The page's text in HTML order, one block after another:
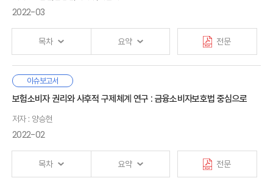
대형사의 경우 전통사업을 보완하여 그룹의 시너지 극대화가 가능한 신규
3. 기타 생명보험회사
Ⅴ. 일본 보험회사 성과 평가
1. 손해보험그룹
2. 생명보험그룹
Ⅵ. 맺음말
· 참고문헌
우리나라 건강보험제도의 지속성이 우려되는 상황이다.
현재 우리나라의 공·사 건강보험은 모두 지속성 위기를 겪고
있음에도, 위기의 원인에 대해서는 공·사 간에 공감과 상충의
‘비급여 관리 방안의 부재’라는 점에서는 의견이 일치하였고, 특히
직면한 위기에 대응하고 중장기적으로 상생하기 위해서는 공·사
건강보험이 국민 건강보장을 책임지는 동반자로서 함께
소통하면서 체계적인 청사진을 마련할 필요가 있음에 이해관계자
모두 공감하였다. 비급여 관리를 위해서 먼저 공·사 간 협력을 위한
법적 기반을 마련하고, 현재 논란이 되는 비급여 중심으로 공동
대응해 나갈 필요가 있다는 의견이 제기되었다.
1. 국민건강보험의 주요 연혁과 보장성 정책
2. 국민건강보험과 민간보험의 역할 재설정 및 협력 필요성
3. 백내장 수술 사례로 본 문제점
4. 국민건강보험과 민간보험 협력을 위한 제언
Ⅲ. 민영건강보험의 활용과 과제
1. 우리나라 건강보험 현황
3. 민영건강보험 활용을 위한 과제
1. 건강보험의 특징과 역할
2022-03
목차 요약 전문
보험부채시가평가에 기반한 지급여력제도인 K-ICS가 2023년에
도입될 예정이다. K-ICS는 주로 가용자본 및 요구자본 산출방법에
영향을 미치는 계리제도에 대한 논의의 필요성이 제기되고 있다.
손익분석, 계약자배당의 기준을 제시하므로 단순히 시가방식
보험부채와 계리제도를 연계한다면 제도의 안정성, 계약자 간
Ⅰ. 서론
1. 연구배경 및 목적
2. 선행연구
3. 연구 내용 및 구성
Ⅱ. 시가방식 부채평가
이슈보고서
보험소비자 권리와 사후적 구제체계 연구 : 금융소비자보호법 중심으로
저자 : 양승현
2022-02
목차 요약 전문